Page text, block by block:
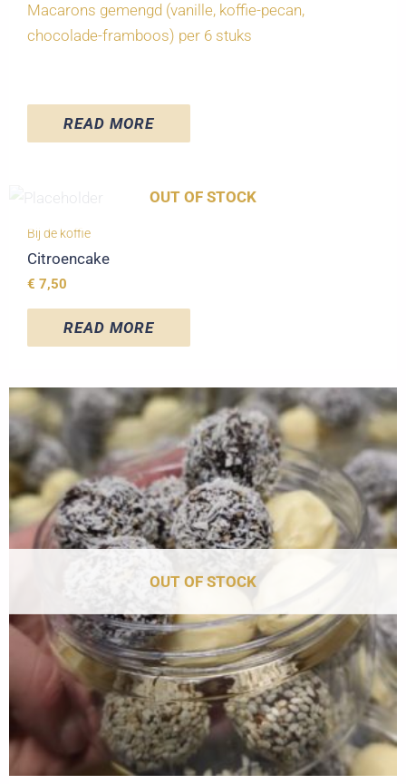
Macarons gemengd (vanille, koffie-pecan,
chocolade-framboos) per 6 stuks
READ MORE
OUT OF STOCK
Bij de koffie
Citroencake
€ 7,50
READ MORE
OUT OF STOCK